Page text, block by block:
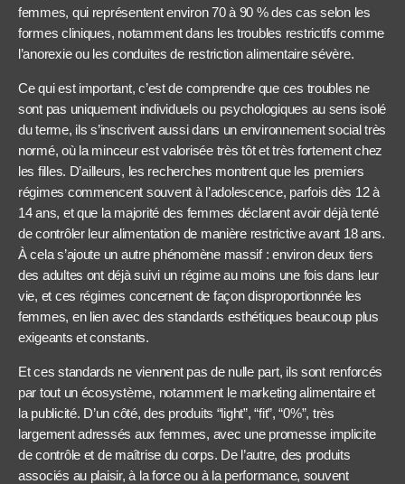
femmes, qui représentent environ 70 à 90 % des cas selon les
formes cliniques, notamment dans les troubles restrictifs comme
l’anorexie ou les conduites de restriction alimentaire sévère.
Ce qui est important, c’est de comprendre que ces troubles ne
sont pas uniquement individuels ou psychologiques au sens isolé
du terme, ils s’inscrivent aussi dans un environnement social très
normé, où la minceur est valorisée très tôt et très fortement chez
les filles. D’ailleurs, les recherches montrent que les premiers
régimes commencent souvent à l’adolescence, parfois dès 12 à
14 ans, et que la majorité des femmes déclarent avoir déjà tenté
de contrôler leur alimentation de manière restrictive avant 18 ans.
À cela s’ajoute un autre phénomène massif : environ deux tiers
des adultes ont déjà suivi un régime au moins une fois dans leur
vie, et ces régimes concernent de façon disproportionnée les
femmes, en lien avec des standards esthétiques beaucoup plus
exigeants et constants.
Et ces standards ne viennent pas de nulle part, ils sont renforcés
par tout un écosystème, notamment le marketing alimentaire et
la publicité. D’un côté, des produits “light”, “fit”, “0%”, très
largement adressés aux femmes, avec une promesse implicite
de contrôle et de maîtrise du corps. De l’autre, des produits
associés au plaisir, à la force ou à la performance, souvent